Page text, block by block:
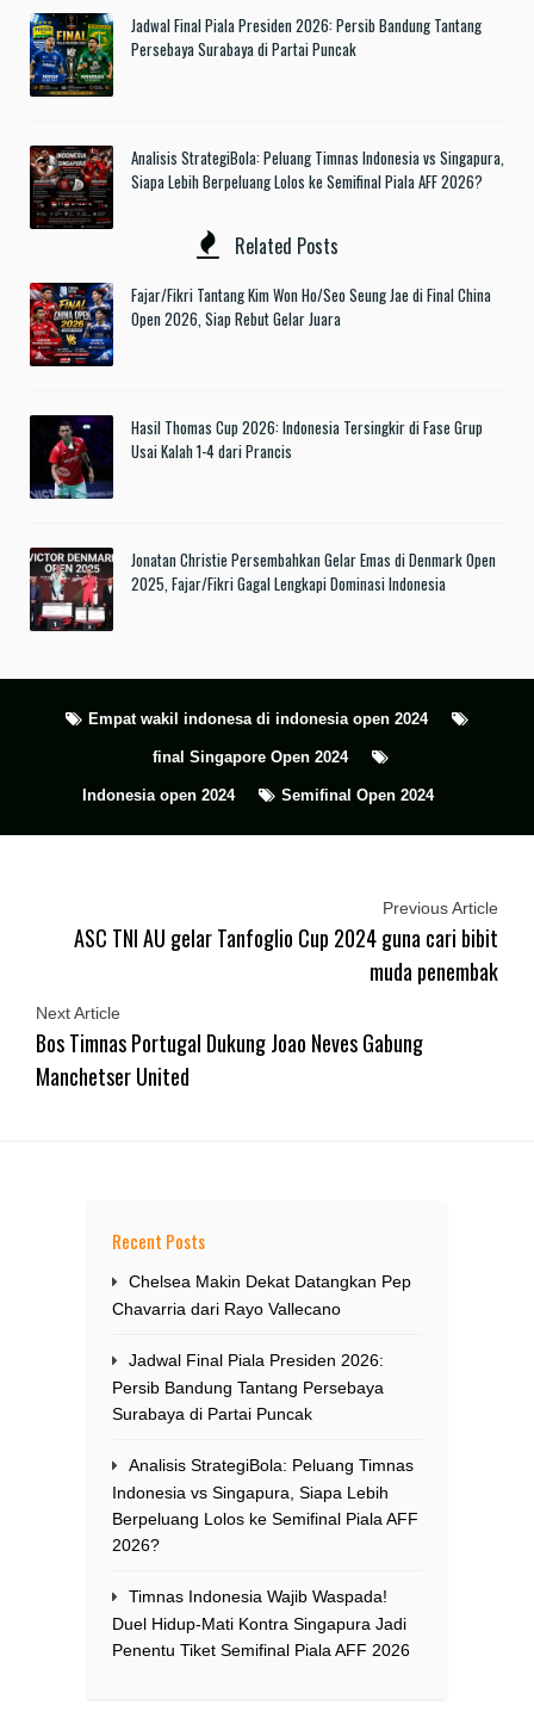
Jadwal Final Piala Presiden 2026: Persib Bandung Tantang
Persebaya Surabaya di Partai Puncak
Analisis StrategiBola: Peluang Timnas Indonesia vs Singapura,
Siapa Lebih Berpeluang Lolos ke Semifinal Piala AFF 2026?
Related Posts
Fajar/Fikri Tantang Kim Won Ho/Seo Seung Jae di Final China
Open 2026, Siap Rebut Gelar Juara
Hasil Thomas Cup 2026: Indonesia Tersingkir di Fase Grup
Usai Kalah 1-4 dari Prancis
Jonatan Christie Persembahkan Gelar Emas di Denmark Open
2025, Fajar/Fikri Gagal Lengkapi Dominasi Indonesia
Empat wakil indonesa di indonesia open 2024
final Singapore Open 2024
Indonesia open 2024 Semifinal Open 2024
Previous Article
ASC TNI AU gelar Tanfoglio Cup 2024 guna cari bibit
muda penembak
Next Article
Bos Timnas Portugal Dukung Joao Neves Gabung
Manchetser United
Recent Posts
Chelsea Makin Dekat Datangkan Pep
Chavarria dari Rayo Vallecano
Jadwal Final Piala Presiden 2026:
Persib Bandung Tantang Persebaya
Surabaya di Partai Puncak
Analisis StrategiBola: Peluang Timnas
Indonesia vs Singapura, Siapa Lebih
Berpeluang Lolos ke Semifinal Piala AFF
2026?
Timnas Indonesia Wajib Waspada!
Duel Hidup-Mati Kontra Singapura Jadi
Penentu Tiket Semifinal Piala AFF 2026